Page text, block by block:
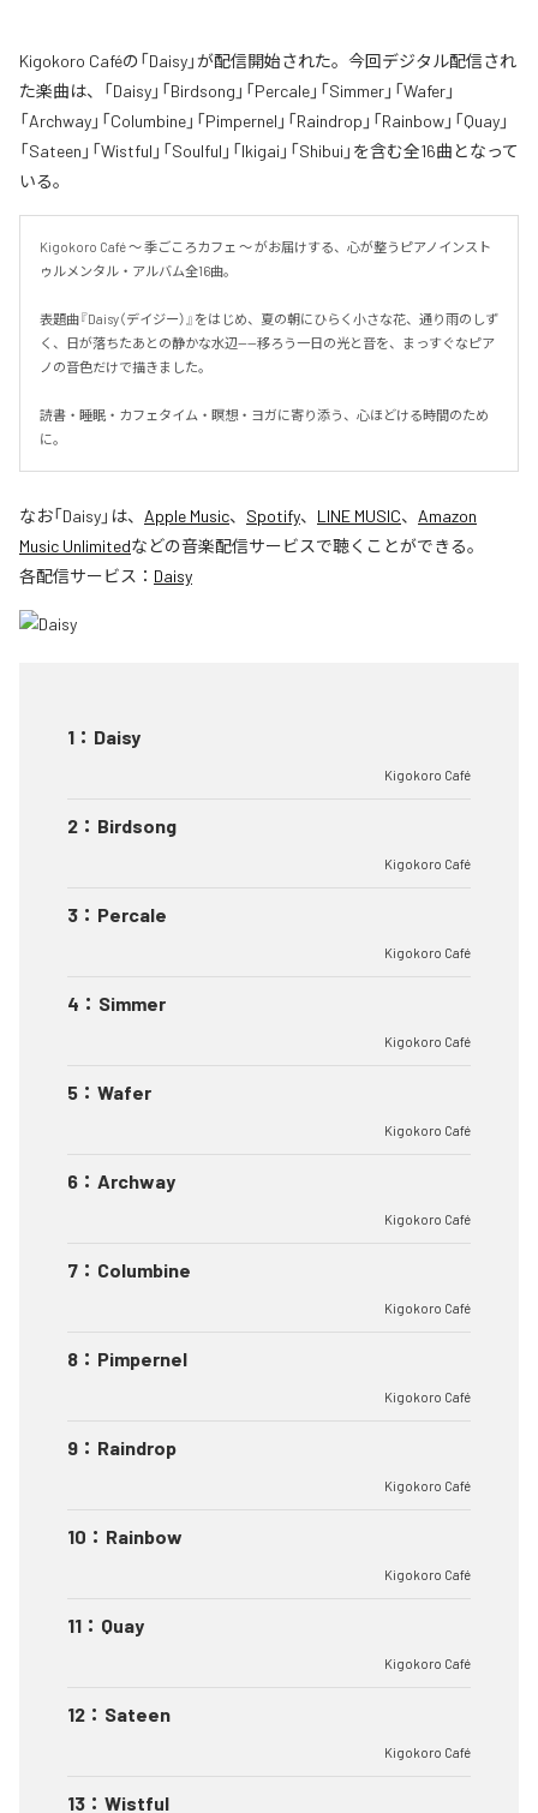
Kigokoro Caféの「Daisy」が配信開始された。今回デジタル配信され
た楽曲は、「Daisy」「Birdsong」「Percale」「Simmer」「Wafer」
「Archway」「Columbine」「Pimpernel」「Raindrop」「Rainbow」「Quay」
「Sateen」「Wistful」「Soulful」「Ikigai」「Shibui」を含む全16曲となって
いる。
Kigokoro Café 〜 季ごころカフェ 〜 がお届けする、心が整うピアノインスト
ゥルメンタル・アルバム全16曲。
表題曲『Daisy（デイジー）』をはじめ、夏の朝にひらく小さな花、通り雨のしず
く、日が落ちたあとの静かな水辺——移ろう一日の光と音を、まっすぐなピア
ノの音色だけで描きました。
読書・睡眠・カフェタイム・瞑想・ヨガに寄り添う、心ほどける時間のため
に。
なお「Daisy」は、 Apple Music、 Spotify、 LINE MUSIC、 Amazon
Music Unlimitedなどの音楽配信サービスで聴くことができる。
各配信サービス： Daisy
1 ： Daisy
Kigokoro Café
2 ： Birdsong
Kigokoro Café
3 ： Percale
Kigokoro Café
4 ： Simmer
Kigokoro Café
5 ： Wafer
Kigokoro Café
6 ： Archway
Kigokoro Café
7 ： Columbine
Kigokoro Café
8 ： Pimpernel
Kigokoro Café
9 ： Raindrop
Kigokoro Café
10 ： Rainbow
Kigokoro Café
11 ： Quay
Kigokoro Café
12 ： Sateen
Kigokoro Café
13 ： Wistful